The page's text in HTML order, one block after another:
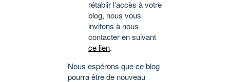
rétablir l’accès à votre
blog, nous vous
invitons à nous
contacter en suivant
ce lien.
Nous espérons que ce blog
pourra être de nouveau